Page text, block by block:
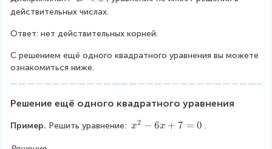
0
n
d
{
g
a
t
h
<
>
0
r
a
c
{
-
b
+
\
{
5
5
}
{
7
}
{
5
5
}
{
7
}
^
{
2
}
-
4
a
c
\
0
действительных числах.
Ответ: нет действительных корней.
С решением ещё одного квадратного уравнения вы можете
ознакомиться ниже.
Решение ещё одного квадратного уравнения
Пример. Решить уравнение: x
x2 − 6x + 7 = 0 .